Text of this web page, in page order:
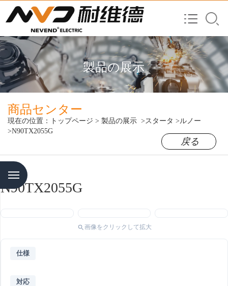
製品の展示
商品センター
現在の位置： トップページ > 製品の展示 >スタータ >ルノー
>N90TX2055G
戻る
N90TX2055G
画像をクリックして拡大
仕様
対応